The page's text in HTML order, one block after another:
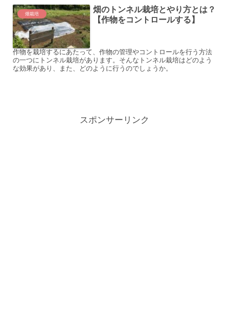
畑栽培
畑のトンネル栽培とやり方とは？
【作物をコントロールする】
作物を栽培するにあたって、作物の管理やコントロールを行う方法
の一つにトンネル栽培があります。そんなトンネル栽培はどのよう
な効果があり、また、どのように行うのでしょうか。
スポンサーリンク